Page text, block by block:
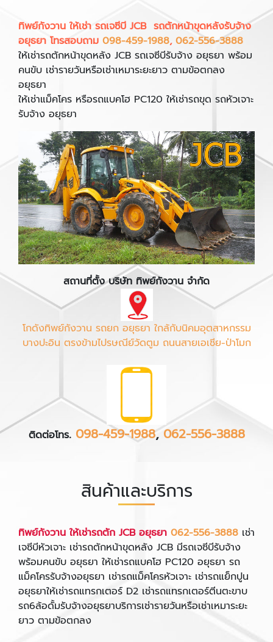
ทิพย์กังวาน ให้เช่า รถเจซีบี JCB รถตักหน้าขุดหลังรับจ้าง
อยุธยา โทรสอบถาม 098-459-1988, 062-556-3888
ให้เช่ารถตักหน้าขุดหลัง JCB รถเจซีบีรับจ้าง อยุธยา พร้อม
คนขับ เช่ารายวันหรือเช่าเหมาระยะยาว ตามข้อตกลง
อยุธยา
ให้เช่าแม็คโคร หรือรถแบคโฮ PC120 ให้เช่ารถขุด รถหัวเจาะ
รับจ้าง อยุธยา
สถานที่ตั้ง บริษัท ทิพย์กังวาน จำกัด
โกดังทิพย์กังวาน รถยก อยุธยา ใกล้กับนิคมอุตสาหกรรม
บางปะอิน ตรงข้ามไปรษณีย์วัดตูม ถนนสายเอเชีย-ป่าโมก
ติดต่อโทร. 098-459-1988,062-556-3888
สินค้าและบริการ
ทิพย์กังวาน ให้เช่ารถตัก JCB อยุธยา 062-556-3888 เช่า
เจซีบีหัวเจาะ เช่ารถตักหน้าขุดหลัง JCB มีรถเจซีบีรับจ้าง
พร้อมคนขับ อยุธยา ให้เช่ารถแบคโฮ PC120 อยุธยา รถ
แม็คโครรับจ้างอยุธยา เช่ารถแม็คโครหัวเจาะ เช่ารถแย็กปูน
อยุธยาให้เช่ารถแทรกเตอร์ D2 เช่ารถแทรกเตอร์ตีนตะขาบ
รถ6ล้อดั้มรับจ้างอยุธยาบริการเช่ารายวันหรือเช่าเหมาระยะ
ยาว ตามข้อตกลง